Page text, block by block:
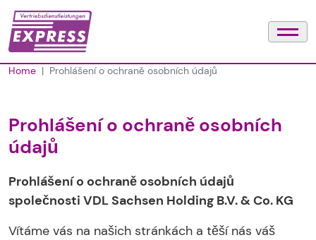
Home Prohlášení o ochraně osobních údajů
Prohlášení o ochraně osobních
údajů
Prohlášení o ochraně osobních údajů
společnosti VDL Sachsen Holding B.V. & Co. KG
Vítáme vás na našich stránkách a těší nás váš